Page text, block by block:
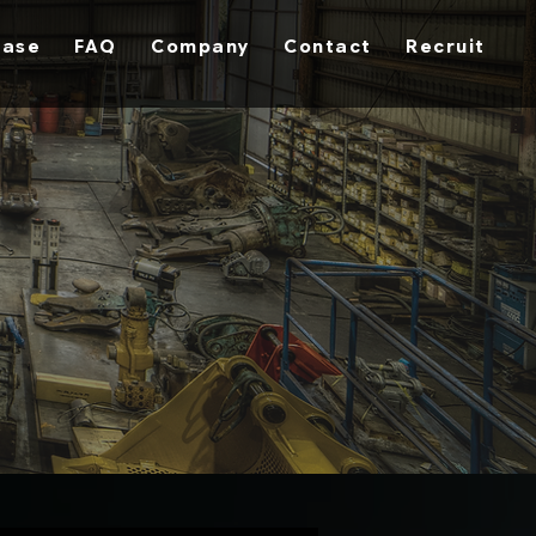
FAQ Company Contact Recruit